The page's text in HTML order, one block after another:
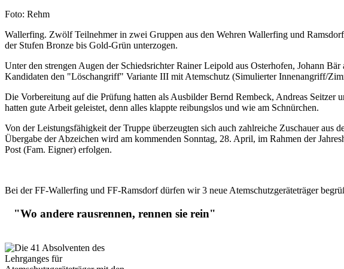
Foto: Rehm
Wallerfing. Zwölf Teilnehmer in zwei Gruppen aus den Wehren Wallerfing und
der Stufen Bronze bis Gold-Grün unterzogen.
Unter den strengen Augen der Schiedsrichter Rainer Leipold aus Osterhofen, Johann
Kandidaten den "Löschangriff" Variante III mit Atemschutz (Simulierter Innenangriff/
Die Vorbereitung auf die Prüfung hatten als Ausbilder Bernd Rembeck, Andreas Seitzer
hatten gute Arbeit geleistet, denn alles klappte reibungslos und wie am Schnürchen.
Von der Leistungsfähigkeit der Truppe überzeugten sich auch zahlreiche Zuschauer aus
Übergabe der Abzeichen wird am kommenden Sonntag, 28. April, im Rahmen der
Post (Fam. Eigner) erfolgen.
Bei der FF-Wallerfing und FF-Ramsdorf dürfen wir 3 neue Atemschutzgeräteträger
"Wo andere rausrennen, rennen sie rein"